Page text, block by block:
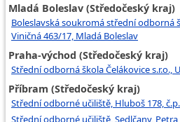
Mladá Boleslav (Středočeský kraj)
Boleslavská soukromá střední odborná
Viničná 463/17, Mladá Boleslav
Praha-východ (Středočeský kraj)
Střední odborná škola Čelákovice s.r.o.,
Příbram (Středočeský kraj)
Střední odborné učiliště, Hluboš 178,
Střední odborné učiliště, Sedlčany, Petra